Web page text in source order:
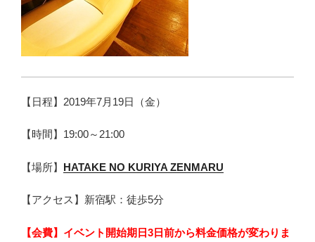
【日程】2019年7月19日（金）
【時間】19:00～21:00
【場所】 HATAKE NO KURIYA ZENMARU
【アクセス】新宿駅：徒歩5分
【会費】 イベント開始期日3日前から料金価格が変わりま